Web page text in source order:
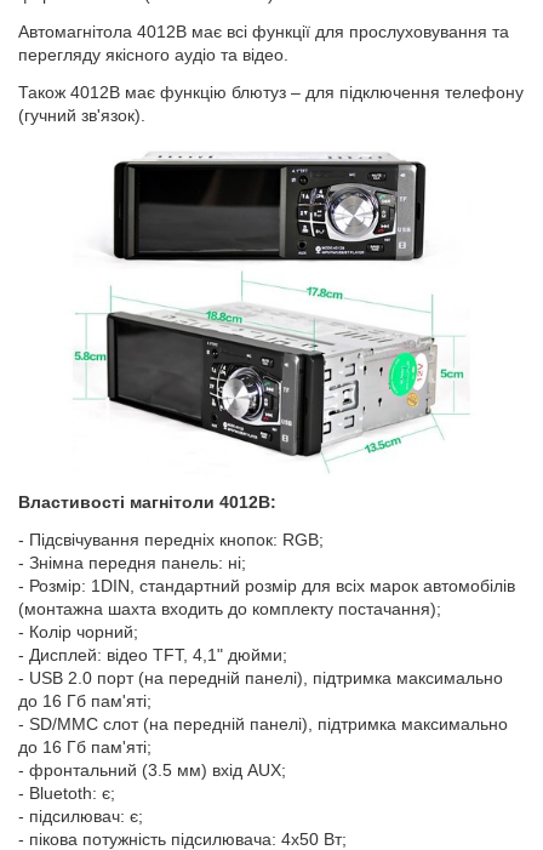
Автомагнітола 4012B має всі функції для прослуховування та
перегляду якісного аудіо та відео.
Також 4012B має функцію блютуз – для підключення телефону
(гучний зв'язок).
Властивості магнітоли 4012B:
- Підсвічування передніх кнопок: RGB;
- Знімна передня панель: ні;
- Розмір: 1DIN, стандартний розмір для всіх марок автомобілів
(монтажна шахта входить до комплекту постачання);
- Колір чорний;
- Дисплей: відео TFT, 4,1" дюйми;
- USB 2.0 порт (на передній панелі), підтримка максимально
до 16 Гб пам'яті;
- SD/MMC слот (на передній панелі), підтримка максимально
до 16 Гб пам'яті;
- фронтальний (3.5 мм) вхід AUX;
- Bluetoth: є;
- підсилювач: є;
- пікова потужність підсилювача: 4x50 Вт;